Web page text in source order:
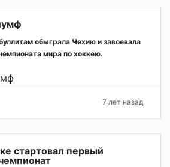
обыграла Чехию и завоевала
мира по хоккею.
7 лет назад
стартовал первый